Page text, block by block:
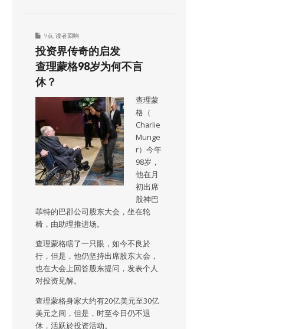
9点 读者回响
投资界传奇的启发
查理蒙格98岁为何不言
休？
查理蒙
格（
Charlie
Munge
r）今年
98岁，
他在月
初出席
股神巴
菲特的巴郡公司股东大会，坐在轮
椅，由助理推进场。
查理蒙格瞎了一只眼，如今不良於
行，但是，他仍坚持出席股东大会，
也在大会上回答股东提问，发表个人
对投资见解。
查理蒙格身家大约有20亿美元至30亿
美元之间，但是，时至今日仍不退
休，活跃於投资活动。